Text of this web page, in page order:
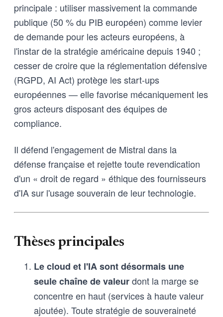
principale : utiliser massivement la commande
publique (50 % du PIB européen) comme levier
de demande pour les acteurs européens, à
l'instar de la stratégie américaine depuis 1940 ;
cesser de croire que la réglementation défensive
(RGPD, AI Act) protège les start-ups
européennes — elle favorise mécaniquement les
gros acteurs disposant des équipes de
compliance.
Il défend l'engagement de Mistral dans la
défense française et rejette toute revendication
d'un « droit de regard » éthique des fournisseurs
d'IA sur l'usage souverain de leur technologie.
Thèses principales
Le cloud et l'IA sont désormais une
seule chaîne de valeurdont la marge se
concentre en haut (services à haute valeur
ajoutée). Toute stratégie de souveraineté